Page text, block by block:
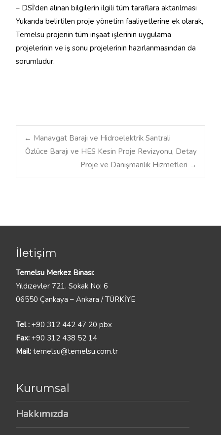
– DSİ’den alınan bilgilerin ilgili tüm taraflara aktarılması
Yukarıda belirtilen proje yönetim faaliyetlerine ek olarak,
Temelsu projenin tüm inşaat işlerinin uygulama
projelerinin ve iş sonu projelerinin hazırlanmasından da
sorumludur.
Post navigation
← Manavgat Barajı ve Hidroelektrik Santrali
Özlüce Barajı ve HES Kesin Proje Revizyonu, Detay
Proje ve Danışmanlık Hizmetleri →
İletişim
Temelsu Merkez Binası:
Yıldızevler 721. Sokak No: 6
06550 Çankaya – Ankara / TÜRKİYE
Tel : +90 312 442 47 20 pbx
Fax: +90 312 438 52 14
Mail: temelsu@temelsu.com.tr
Kurumsal
Hakkımızda